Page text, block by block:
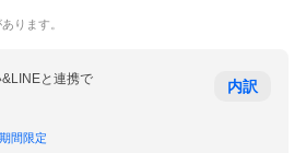
ります。
と連携で
間限定
内訳